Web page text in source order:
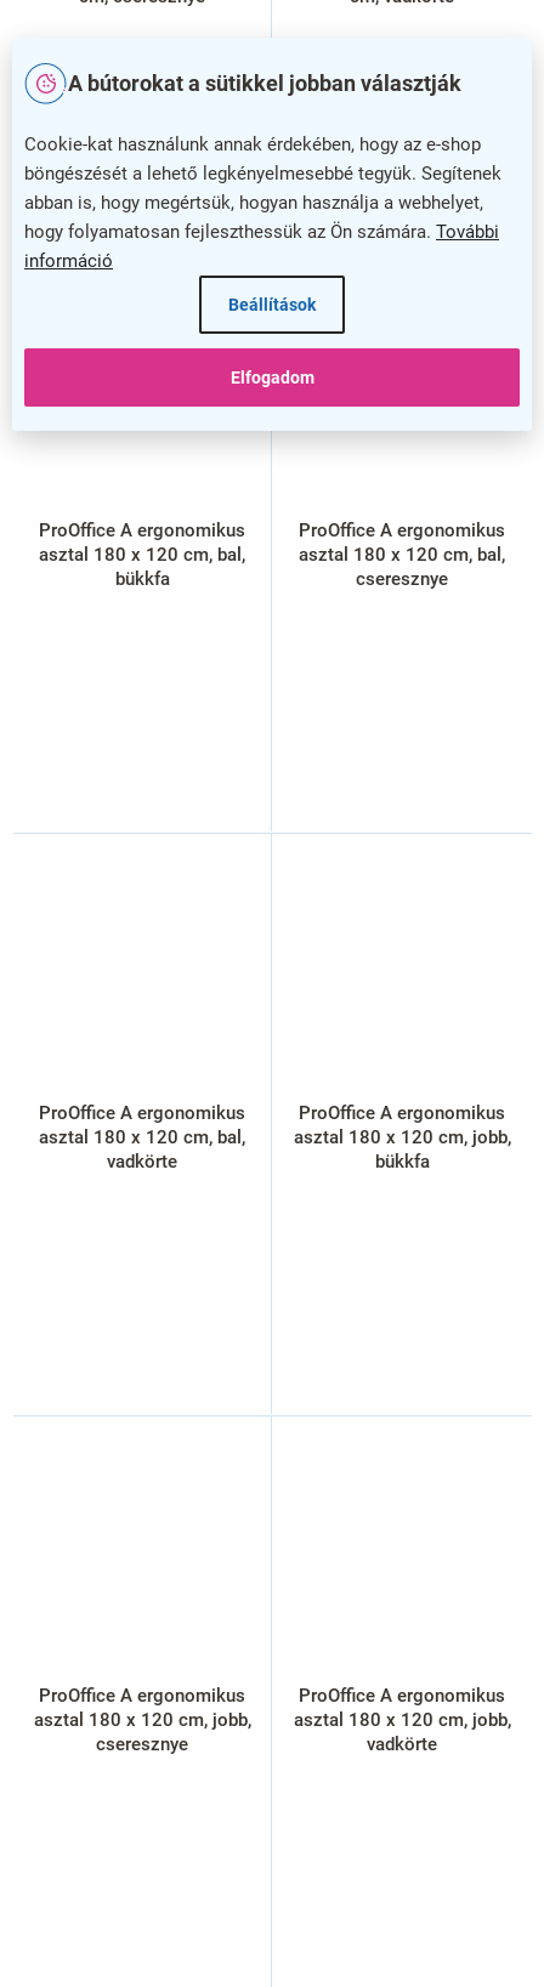
A bútorokat a sütikkel jobban választják
Cookie-kat használunk annak érdekében, hogy az e-shop
böngészését a lehető legkényelmesebbé tegyük. Segítenek
abban is, hogy megértsük, hogyan használja a webhelyet,
hogy folyamatosan fejleszthessük az Ön számára. További
információ
Beállítások
Elfogadom
ProOffice A ergonomikus
asztal 180 x 120 cm, bal,
bükkfa
ProOffice A ergonomikus
asztal 180 x 120 cm, bal,
cseresznye
ProOffice A ergonomikus
asztal 180 x 120 cm, bal,
vadkörte
ProOffice A ergonomikus
asztal 180 x 120 cm, jobb,
bükkfa
ProOffice A ergonomikus
asztal 180 x 120 cm, jobb,
cseresznye
ProOffice A ergonomikus
asztal 180 x 120 cm, jobb,
vadkörte